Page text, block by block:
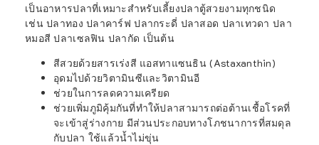
เป็นอาหารปลาที่เหมาะสำหรับเลี้ยงปลาตู้สวยงามทุกชนิด
เช่น ปลาทอง ปลาคาร์ฟ ปลากระดี่ ปลาสอด ปลาเทวดา ปลา
หมอสี ปลาเซลฟิน ปลากัด เป็นต้น
สีสวยด้วยสารเร่งสี แอสทาแซนธิน (Astaxanthin)
อุดมไปด้วยวิตามินซีและวิตามินอี
ช่วยในการลดความเครียด
ช่วยเพิ่มภูมิคุ้มกันที่ทำให้ปลาสามารถต่อต้านเชื้อโรคที่
จะเข้าสู่ร่างกาย มีส่วนประกอบทางโภชนาการที่สมดุล
กับปลา ใช้แล้วน้ำไม่ขุ่น